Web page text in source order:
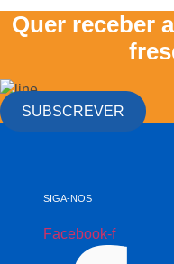
Quer receber
SUBSCREVER
SIGA-NOS
Facebook-f